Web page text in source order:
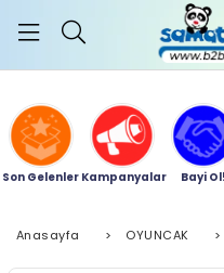
Son Gelenler Kampanyalar Bayi Ol!
Anasayfa > OYUNCAK >